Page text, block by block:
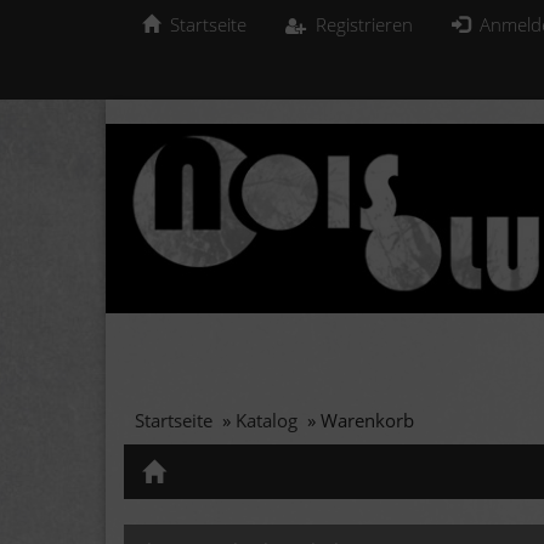
Startseite Registrieren
Startseite » Katalog » Warenkorb